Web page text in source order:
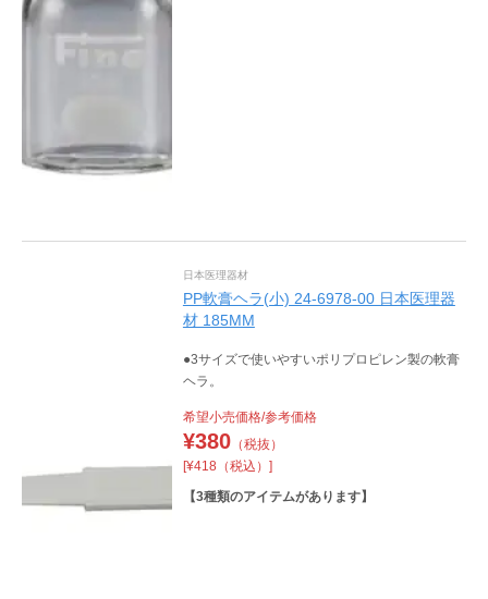
日本医理器材
PP軟膏ヘラ(小) 24-6978-00 日本医理器
材 185MM
●3サイズで使いやすいポリプロピレン製の軟膏
ヘラ。
希望小売価格/参考価格
¥380（税抜）
[¥418（税込）]
【3種類のアイテムがあります】